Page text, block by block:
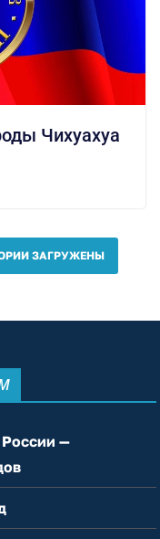
Чихуахуа
ЗАГРУЖЕНЫ
России —